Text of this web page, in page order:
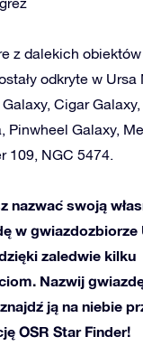
z dalekich
odkryte w Ursa
Galaxy, Cigar
Pinwheel Galaxy,
109, NGC 5474.
nazwać swoją
w gwiazdozbiorze
zaledwie kilku
Nazwij
ją na niebie
OSR Star Finder!